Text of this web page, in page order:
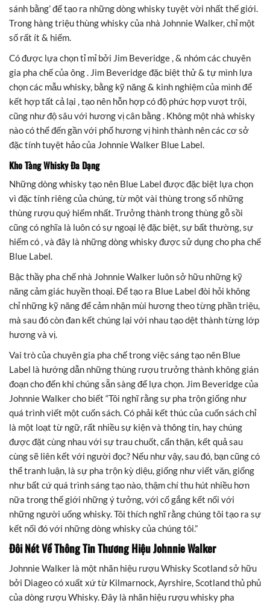
sánh bằng’ để tạo ra những dòng whisky tuyệt vời nhất thế giới.
Trong hàng triệu thùng whisky của nhà Johnnie Walker, chỉ một
số rất ít & hiếm.
Có được lựa chọn tỉ mỉ bởi Jim Beveridge , & nhóm các chuyên
gia pha chế của ông . Jim Beveridge đặc biệt thử & tự mình lựa
chọn các mẫu whisky, bằng kỹ năng & kinh nghiệm của mình để
kết hợp tất cả lại , tạo nên hỗn hợp có độ phức hợp vượt trội,
cũng như độ sâu với hương vị cân bằng . Không một nhà whisky
nào có thể đến gần với phổ hương vị hình thành nên các cơ sở
đặc tính tuyệt hảo của Johnnie Walker Blue Label.
Kho Tàng Whisky Đa Dạng
Những dòng whisky tạo nên Blue Label được đặc biệt lựa chọn
vì đặc tính riêng của chúng, từ một vài thùng trong số những
thùng rượu quý hiếm nhất. Trưởng thành trong thùng gỗ sồi
cũng có nghĩa là luôn có sự ngoại lệ đặc biệt, sự bất thường, sự
hiếm có , và đây là những dòng whisky được sử dụng cho pha chế
Blue Label.
Bậc thầy pha chế nhà Johnnie Walker luôn sở hữu những kỹ
năng cảm giác huyền thoại. Để tạo ra Blue Label đòi hỏi không
chỉ những kỹ năng để cảm nhận mùi hương theo từng phần triệu,
mà sau đó còn đan kết chúng lại với nhau tạo dệt thành từng lớp
hương và vị.
Vai trò của chuyên gia pha chế trong việc sáng tạo nên Blue
Label là hướng dẫn những thùng rượu trưởng thành không gián
đoạn cho đến khi chúng sẵn sàng để lựa chọn. Jim Beveridge của
Johnnie Walker cho biết “Tôi nghĩ rằng sự pha trộn giống như
quá trình viết một cuốn sách. Có phải kết thúc của cuốn sách chỉ
là một loạt từ ngữ, rất nhiều sự kiện và thông tin, hay chúng
được đặt cùng nhau với sự trau chuốt, cẩn thận, kết quả sau
cùng sẽ liên kết với người đọc? Nếu như vậy, sau đó, bạn cũng có
thể tranh luận, là sự pha trộn kỳ diệu, giống như viết văn, giống
như bất cứ quá trình sáng tạo nào, thậm chí thu hút nhiều hơn
nữa trong thế giới những ý tưởng, với cố gắng kết nối với
những người uống whisky. Tôi thích nghĩ rằng chúng tôi tạo ra sự
kết nối đó với những dòng whisky của chúng tôi.”
Đôi Nét Về Thông Tin Thương Hiệu Johnnie Walker
Johnnie Walker là một nhãn hiệu rượu Whisky Scotland sở hữu
bởi Diageo có xuất xứ từ Kilmarnock, Ayrshire, Scotland thủ phủ
của dòng rượu Whisky. Đây là nhãn hiệu rượu whisky pha